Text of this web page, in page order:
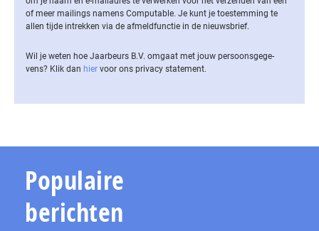
of meer mailings namens Computable. Je kunt je toestemming te
allen tijde intrekken via de af­meld­func­tie in de nieuwsbrief.
Wil je weten hoe Jaarbeurs B.V. omgaat met jouw per­soons­ge­ge­
vens? Klik dan hier voor ons privacy statement.
Populaire
berichten